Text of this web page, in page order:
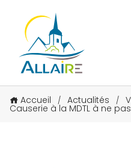
Accueil / Actualités /
Causerie à la MDTL à ne